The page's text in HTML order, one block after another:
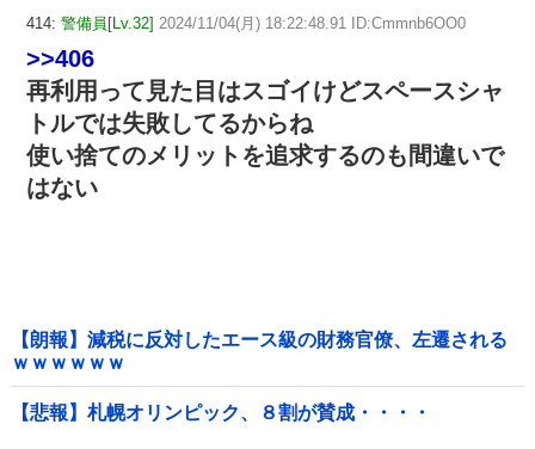
414: 警備員[Lv.32] 2024/11/04(月) 18:22:48.91 ID:Cmmnb6OO0
>>406
再利用って見た目はスゴイけどスペースシャ
トルでは失敗してるからね
使い捨てのメリットを追求するのも間違いで
はない
【朗報】減税に反対したエース級の財務官僚、左遷される
ｗｗｗｗｗｗ
【悲報】札幌オリンピック、８割が賛成・・・・